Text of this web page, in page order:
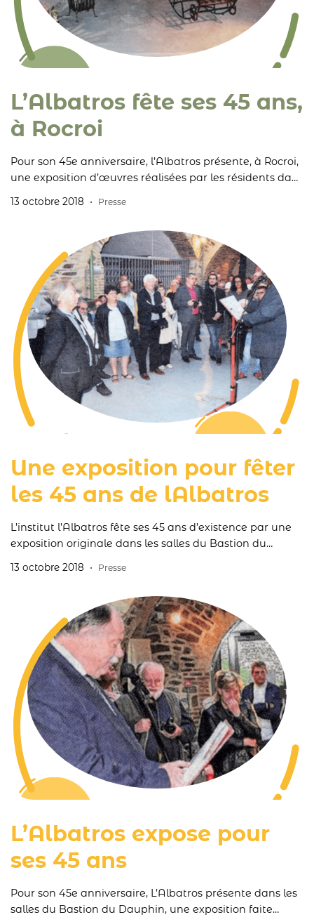
L’Albatros fête ses 45 ans,
à Rocroi
Pour son 45e anniversaire, l’Albatros présente, à Rocroi,
une exposition d’œuvres réalisées par les résidents dans
13 octobre 2018 Presse
Une exposition pour fêter
les 45 ans de lAlbatros
L’institut l’Albatros fête ses 45 ans d’existence par une
exposition originale dans les salles du Bastion du
13 octobre 2018 Presse
L’Albatros expose pour
ses 45 ans
Pour son 45e anniversaire, L’Albatros présente dans les
salles du Bastion du Dauphin, une exposition faite